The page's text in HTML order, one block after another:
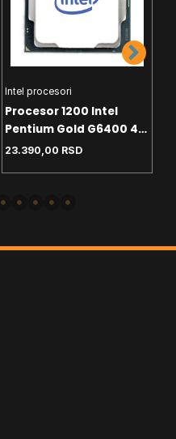
Intel procesori
Procesor 1200 Intel
Pentium Gold G6400 4.0
GHz Tray
23.390,00 RSD